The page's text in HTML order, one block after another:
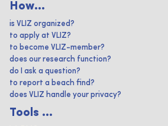
How...
is VLIZ organized?
to apply at VLIZ?
to become VLIZ-member?
does our research function?
do I ask a question?
to report a beach find?
does VLIZ handle your privacy?
Tools ...